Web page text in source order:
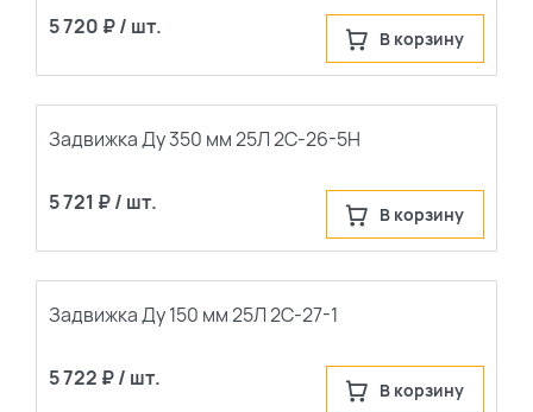
5 720 ₽ / шт. В корзину
Задвижка Ду 350 мм 25Л 2С-26-5Н
5 721 ₽ / шт. В корзину
Задвижка Ду 150 мм 25Л 2С-27-1
5 722 ₽ / шт. В корзину
По каталогуПо сайту